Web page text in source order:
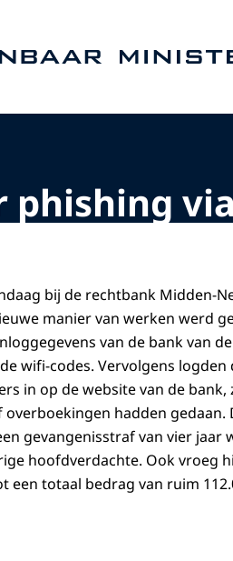
phishing
bij de rechtbank Midden-
manier van werken werd
van de bank van de
wifi-codes. Vervolgens logden
in op de website van de bank,
hadden gedaan.
gevangenisstraf van vier jaar
hoofdverdachte. Ook vroeg
totaal bedrag van ruim